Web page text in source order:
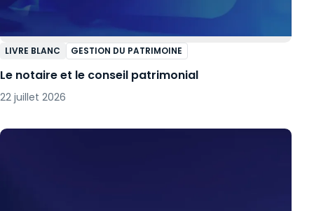
LIVRE BLANC GESTION DU PATRIMOINE
Le notaire et le conseil patrimonial
22 juillet 2026